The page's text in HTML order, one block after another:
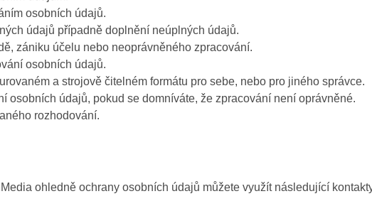
osobních údajů.
údajů případně doplnění neúplných údajů.
zániku účelu nebo neoprávněného zpracování.
osobních údajů.
a strojově čitelném formátu pro sebe, nebo pro jiného správce.
osobních údajů, pokud se domníváte, že zpracování není oprávněné.
rozhodování.
ohledně ochrany osobních údajů můžete využít následující